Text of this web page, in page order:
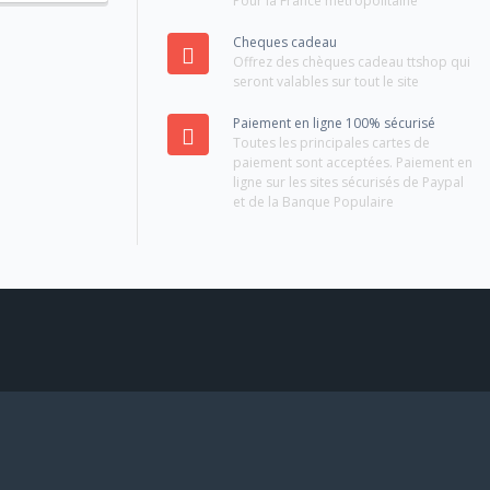
Cheques cadeau
Offrez des chèques cadeau ttshop qui
seront valables sur tout le site
Paiement en ligne 100% sécurisé
Toutes les principales cartes de
paiement sont acceptées. Paiement en
ligne sur les sites sécurisés de Paypal
et de la Banque Populaire